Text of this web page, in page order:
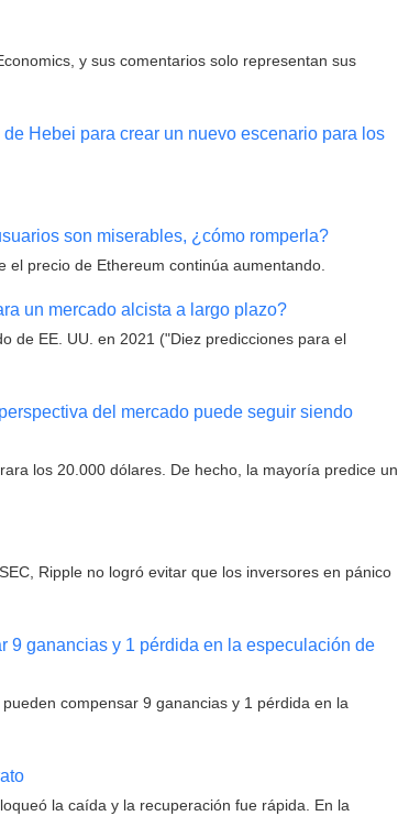
y sus comentarios solo representan sus
Hebei para crear un nuevo escenario para los
son miserables, ¿cómo romperla?
precio de Ethereum continúa aumentando.
un mercado alcista a largo plazo?
de EE. UU. en 2021 ("Diez predicciones para el
del mercado puede seguir siendo
los 20.000 dólares. De hecho, la mayoría predice un
Ripple no logró evitar que los inversores en pánico
9 ganancias y 1 pérdida en la especulación de
compensar 9 ganancias y 1 pérdida en la
la caída y la recuperación fue rápida. En la